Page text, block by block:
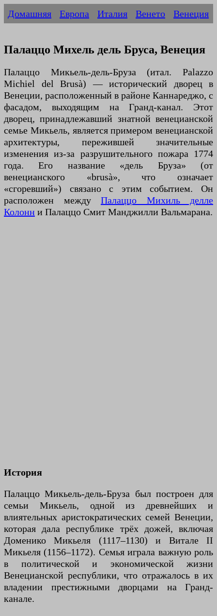
Домашняя Европа Италия Венето Венеция
Палаццо Михель дель Бруса, Венеция
Палаццо Микьель-дель-Бруза (итал. Palazzo
Michiel del Brusà) — исторический дворец в
Венеции, расположенный в районе Каннареджо, с
фасадом, выходящим на Гранд-канал. Этот
дворец, принадлежавший знатной венецианской
семье Микьель, является примером венецианской
архитектуры, пережившей значительные
изменения из-за разрушительного пожара 1774
года. Его название «дель Бруза» (от
венецианского «brusà», что означает
«сгоревший») связано с этим событием. Он
расположен между Палаццо Михиль делле
Колонн и Палаццо Смит Манджилли Вальмарана.
История
Палаццо Микьель-дель-Бруза был построен для
семьи Микьель, одной из древнейших и
влиятельных аристократических семей Венеции,
которая дала республике трёх дожей, включая
Доменико Микьеля (1117–1130) и Витале II
Микьеля (1156–1172). Семья играла важную роль
в политической и экономической жизни
Венецианской республики, что отражалось в их
владении престижными дворцами на Гранд-
канале.